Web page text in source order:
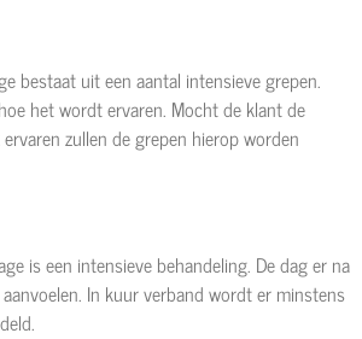
bestaat uit een aantal intensieve grepen.
het wordt ervaren. Mocht de klant de
zullen de grepen hierop worden
is een intensieve behandeling. De dag er na
In kuur verband wordt er minstens